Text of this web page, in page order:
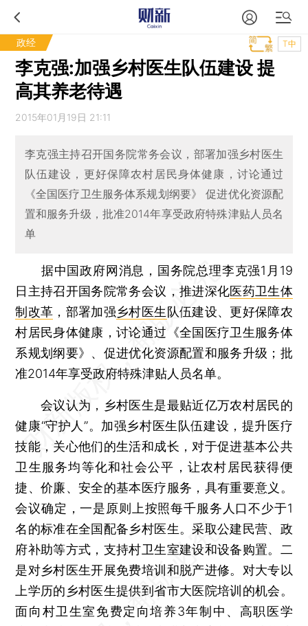
政经 T中
李克强:加强乡村医生队伍建设 提
高其养老待遇
2015年01月19日 21:11
李克强主持召开国务院常务会议，部署加强乡村医生
队伍建设，更好保障农村居民身体健康，讨论通过
《全国医疗卫生服务体系规划纲要》 促进优化资源配
置和服务升级，批准2014年享受政府特殊津贴人员名
单
据中国政府网消息，国务院总理李克强1月19
日主持召开国务院常务会议，推进深化医药卫生体
制改革 ，部署加强乡村医生队伍建设、更好保障农
村居民身体健康，讨论通过《全国医疗卫生服务体
系规划纲要》、促进优化资源配置和服务升级；批
准2014年享受政府特殊津贴人员名单。
会议认为，乡村医生是最贴近亿万农村居民的
健康“守护人”。加强乡村医生队伍建设，提升医疗
技能，关心他们的生活和成长，对于促进基本公共
卫生服务均等化和社会公平，让农村居民获得便
捷、价廉、安全的基本医疗服务，具有重要意义。
会议确定，一是原则上按照每千服务人口不少于1
名的标准在全国配备乡村医生。采取公建民营、政
府补助等方式，支持村卫生室建设和设备购置。二
是对乡村医生开展免费培训和脱产进修。对大专以
上学历的乡村医生提供到省市大医院培训的机会。
面向村卫生室免费定向培养3年制中、高职医学